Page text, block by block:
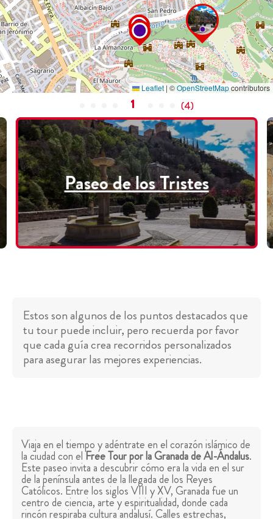
Leaflet | ©OpenStreetMapcontributors
1 (4)
Paseo de los Tristes
Estos son algunos de los puntos destacados que
tu tour puede incluir, pero recuerda por favor
que cada guía crea recorridos personalizados
para asegurar las mejores experiencias.
Viaja en el tiempo y adéntrate en el corazón islámico de
la ciudad con elFree Tour por la Granada de Al-Ándalus.
Este paseo invita a descubrir cómo era la vida en el sur
de la península antes de la llegada de los Reyes
Católicos. Entre los siglos VIII y XV, Granada fue un
centro de ciencia, arte y espiritualidad, donde cada
rincón respiraba cultura andalusí. Calles estrechas,